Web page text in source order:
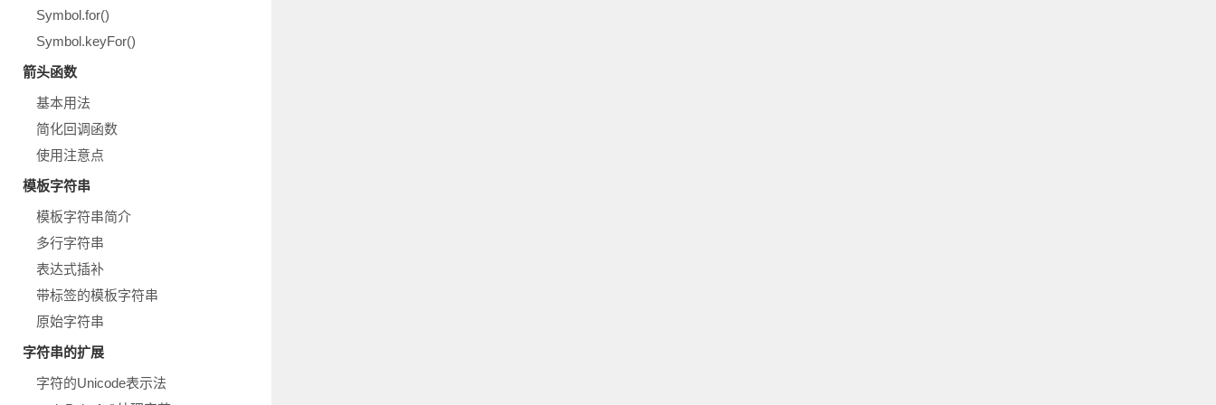
Symbol.for()
Symbol.keyFor()
箭头函数
基本用法
简化回调函数
使用注意点
模板字符串
模板字符串简介
多行字符串
表达式插补
带标签的模板字符串
原始字符串
字符串的扩展
字符的Unicode表示法